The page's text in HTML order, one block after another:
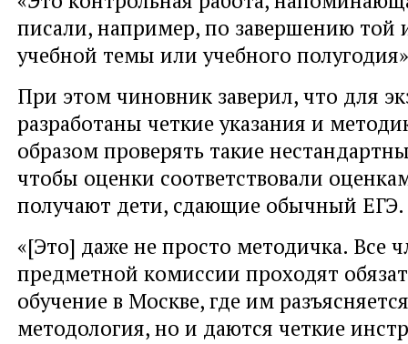
писали, например, по завершению той
учебной темы или учебного
При этом чиновник заверил, что для
разработаны четкие указания и
образом проверять такие
чтобы оценки соответствовали
получают дети, сдающие обычный ЕГЭ.
«[Это] даже не просто методичка. Все
предметной комиссии проходят
обучение в Москве, где им
методология, но и даются четкие